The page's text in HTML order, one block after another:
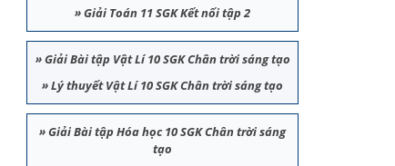
»Giải Toán 11 SGK Kết nối tập 2
»Giải Bài tập Vật Lí 10 SGK Chân trời sáng tạo
»Lý thuyết Vật Lí 10 SGK Chân trời sáng tạo
»Giải Bài tập Hóa học 10 SGK Chân trời sáng
tạo